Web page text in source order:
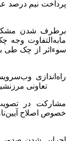
پرداخت نیم درصد
مابه‌التفاوت
تعاونی